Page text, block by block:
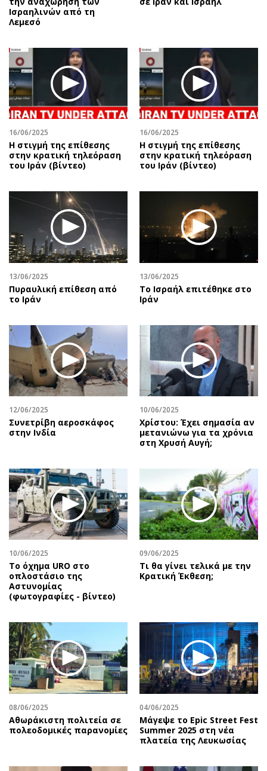
Ισραηλινών από τη
Λεμεσό
16/06/2025
Η στιγμή της επίθεσης
στην κρατική τηλεόραση
του Ιράν (βίντεο)
16/06/2025
Η στιγμή της επίθεσης
στην κρατική τηλεόραση
του Ιράν (βίντεο)
13/06/2025
Πυραυλική επίθεση από
το Ιράν
13/06/2025
To Ισραήλ επιτέθηκε στο
Ιράν
12/06/2025
Συνετρίβη αεροσκάφος
στην Ινδία
10/06/2025
Χρίστου: Έχει σημασία αν
μετανιώνω για τα χρόνια
στη Χρυσή Αυγή;
10/06/2025
Το όχημα URO στο
οπλοστάσιο της
Αστυνομίας
(φωτογραφίες - βίντεο)
09/06/2025
Τι θα γίνει τελικά με την
Κρατική Έκθεση;
08/06/2025
Αθωράκιστη πολιτεία σε
πολεοδομικές παρανομίες
04/06/2025
Μάγεψε το Epic Street Fest
Summer 2025 στη νέα
πλατεία της Λευκωσίας